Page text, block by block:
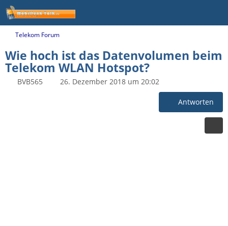
Telekom Forum
Wie hoch ist das Datenvolumen beim
Telekom WLAN Hotspot?
BVB565 26. Dezember 2018 um 20:02
Antworten